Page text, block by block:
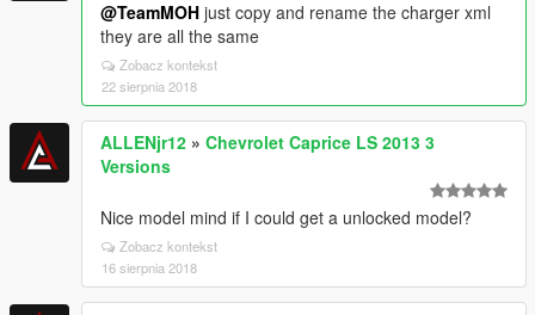
@TeamMOH just copy and rename the charger xml
they are all the same
Zobacz kontekst
22 sierpnia 2018
ALLENjr12 » Chevrolet Caprice LS 2013 3
Versions
Nice model mind if I could get a unlocked model?
Zobacz kontekst
16 sierpnia 2018